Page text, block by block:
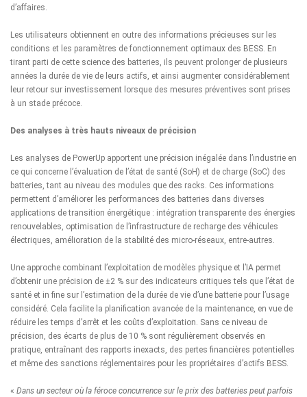
d’affaires.
Les utilisateurs obtiennent en outre des informations précieuses sur les
conditions et les paramètres de fonctionnement optimaux des BESS. En
tirant parti de cette science des batteries, ils peuvent prolonger de plusieurs
années la durée de vie de leurs actifs, et ainsi augmenter considérablement
leur retour sur investissement lorsque des mesures préventives sont prises
à un stade précoce.
Des analyses à très hauts niveaux de précision
Les analyses de PowerUp apportent une précision inégalée dans l’industrie en
ce qui concerne l’évaluation de l’état de santé (SoH) et de charge (SoC) des
batteries, tant au niveau des modules que des racks. Ces informations
permettent d’améliorer les performances des batteries dans diverses
applications de transition énergétique : intégration transparente des énergies
renouvelables, optimisation de l’infrastructure de recharge des véhicules
électriques, amélioration de la stabilité des micro-réseaux, entre-autres.
Une approche combinant l’exploitation de modèles physique et l’IA permet
d’obtenir une précision de ±2 % sur des indicateurs critiques tels que l’état de
santé et in fine sur l’estimation de la durée de vie d’une batterie pour l’usage
considéré. Cela facilite la planification avancée de la maintenance, en vue de
réduire les temps d’arrêt et les coûts d’exploitation. Sans ce niveau de
précision, des écarts de plus de 10 % sont régulièrement observés en
pratique, entraînant des rapports inexacts, des pertes financières potentielles
et même des sanctions réglementaires pour les propriétaires d’actifs BESS.
« Dans un secteur où la féroce concurrence sur le prix des batteries peut parfois